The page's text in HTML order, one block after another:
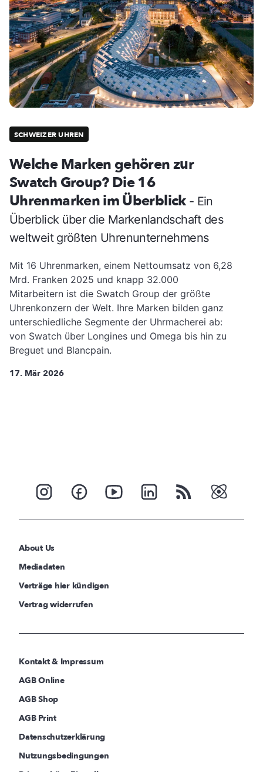
SCHWEIZER UHREN
Welche Marken gehören zur
Swatch Group? Die 16
Uhrenmarken im Überblick - Ein
Überblick über die Markenlandschaft des
weltweit größten Uhrenunternehmens
Mit 16 Uhrenmarken, einem Nettoumsatz von 6,28
Mrd. Franken 2025 und knapp 32.000
Mitarbeitern ist die Swatch Group der größte
Uhrenkonzern der Welt. Ihre Marken bilden ganz
unterschiedliche Segmente der Uhrmacherei ab:
von Swatch über Longines und Omega bis hin zu
Breguet und Blancpain.
17. Mär 2026
About Us
Mediadaten
Verträge hier kündigen
Vertrag widerrufen
Kontakt & Impressum
AGB Online
AGB Shop
AGB Print
Datenschutzerklärung
Nutzungsbedingungen